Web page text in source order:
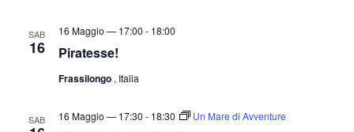
SAB
16 Piratesse!
16 Maggio — 17:00 - 18:00
Frassilongo , Italia
SAB 16 Maggio — 17:30 - 18:30 Un Mare di Avventure